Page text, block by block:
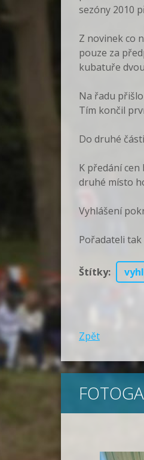
sezóny 2010
Z novinek co
pouze za
kubatuře
Na řadu
Tím končil
Do druhé
K předání cen
druhé místo
Vyhlášení
Pořadateli tak
Štítky:
Zpět